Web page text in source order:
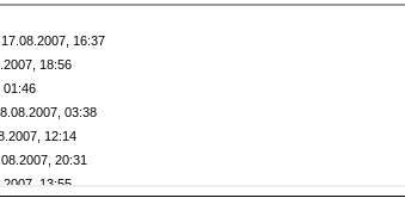
17.08.2007, 16:37
18:56
01:46
03:38
12:14
20:31
13:55